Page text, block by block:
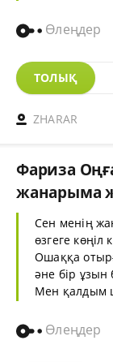
Өлеңдер
ТОЛЫҚ
ZHARAR
Фариза
жанарыма
Сен менің
өзгеге көңіл
Ошаққа
әне бір ұзын
Мен қалдым
Өлеңдер